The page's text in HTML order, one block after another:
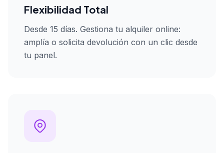
Flexibilidad Total
Desde 15 días. Gestiona tu alquiler online:
amplía o solicita devolución con un clic desde
tu panel.